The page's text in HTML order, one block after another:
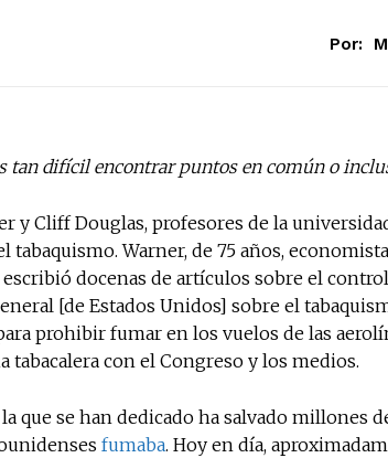
Por:
tan difícil encontrar puntos en común o
y Cliff Douglas, profesores de la
tabaquismo. Warner, de 75 años,
docenas de artículos sobre el
[de Estados Unidos] sobre el
prohibir fumar en los vuelos de las
tabacalera con el Congreso y los medios.
la que se han dedicado ha salvado millones
fumaba. Hoy en día,